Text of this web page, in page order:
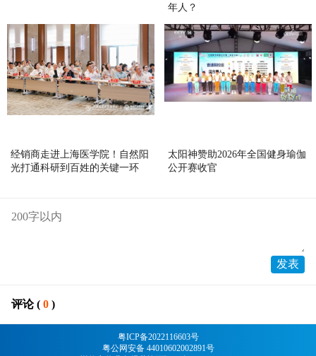
年人？
经销商走进上海医学院！自然阳
光打通科研到百姓的关键一环
太阳神赞助2026年全国健身瑜伽
公开赛收官
评论 ( 0 )
粤ICP备2022116603号
粤公网安备 44010602002891号